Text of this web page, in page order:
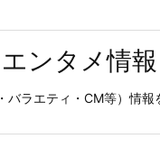
ンタメ情報
バラエティ・CM等）情報